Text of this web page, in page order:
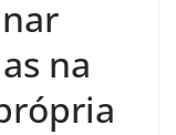
na